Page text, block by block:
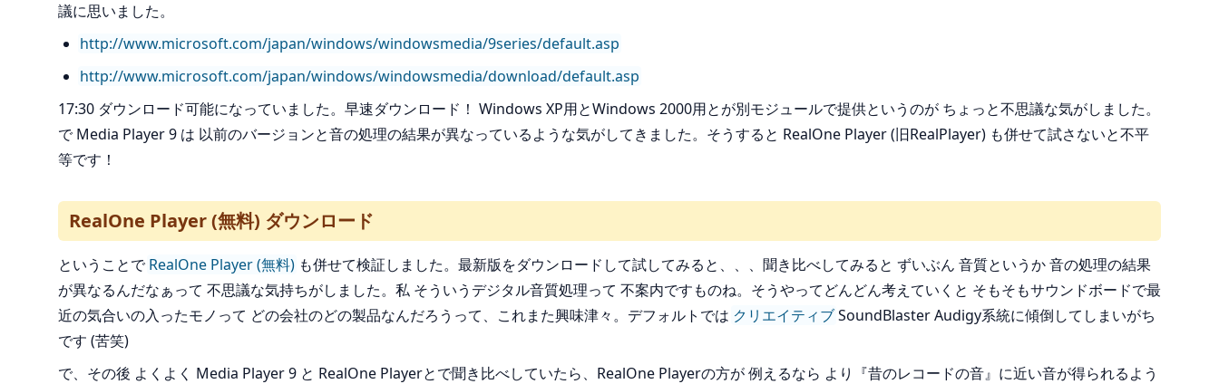
議に思いました。
http://www.microsoft.com/japan/windows/windowsmedia/9series/default.asp
http://www.microsoft.com/japan/windows/windowsmedia/download/default.asp
17:30 ダウンロード可能になっていました。早速ダウンロード！ Windows XP用とWindows 2000用とが別モジュールで提供というのが ちょっと不思議な気がしました。
で Media Player 9 は 以前のバージョンと音の処理の結果が異なっているような気がしてきました。そうすると RealOne Player (旧RealPlayer) も併せて試さないと不平
等です！
RealOne Player (無料) ダウンロード
ということでRealOne Player (無料) も併せて検証しました。最新版をダウンロードして試してみると、、、聞き比べしてみると ずいぶん 音質というか 音の処理の結果
が異なるんだなぁって 不思議な気持ちがしました。私 そういうデジタル音質処理って 不案内ですものね。そうやってどんどん考えていくと そもそもサウンドボードで最
近の気合いの入ったモノって どの会社のどの製品なんだろうって、これまた興味津々。デフォルトでは クリエイティブSoundBlaster Audigy系統に傾倒してしまいがち
です (苦笑)
で、その後 よくよく Media Player 9 と RealOne Playerとで聞き比べしていたら、RealOne Playerの方が 例えるなら より『昔のレコードの音』に近い音が得られるよう